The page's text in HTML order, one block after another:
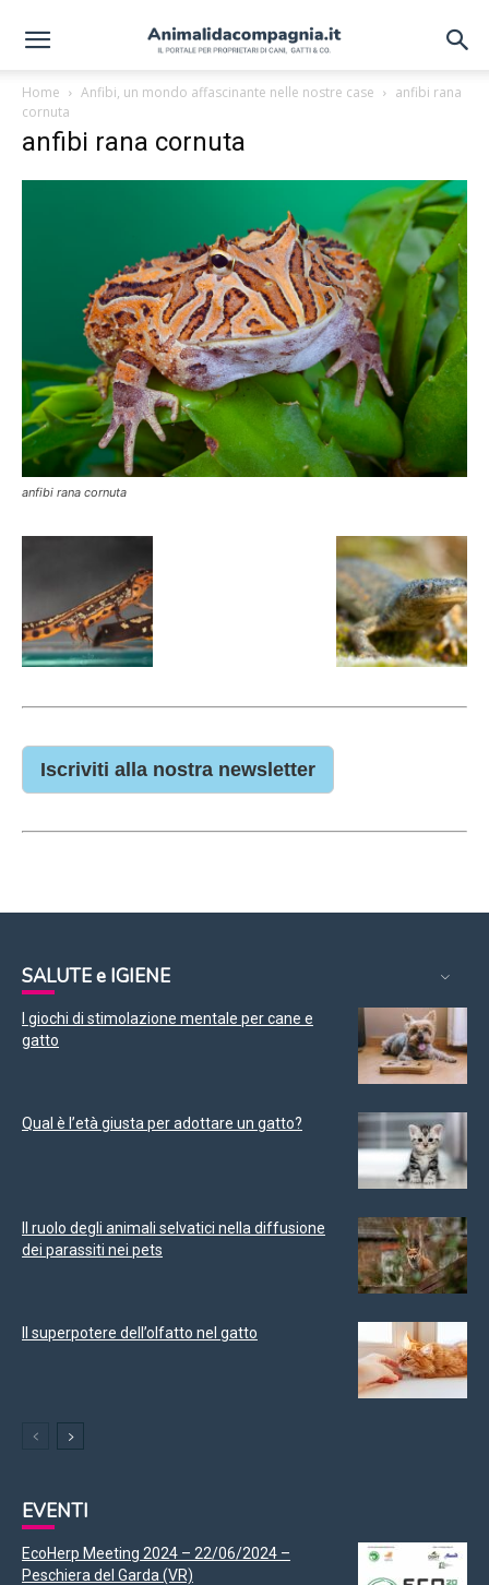
Home Anfibi, un mondo affascinante nelle nostre case
anfibi rana
cornuta
anfibi rana cornuta
anfibi rana cornuta
Iscriviti alla nostra newsletter
SALUTE e IGIENE
I giochi di stimolazione mentale per cane e
gatto
Qual è l’età giusta per adottare un gatto?
Il ruolo degli animali selvatici nella diffusione
dei parassiti nei pets
Il superpotere dell’olfatto nel gatto
EVENTI
EcoHerp Meeting 2024 – 22/06/2024 –
Peschiera del Garda (VR)